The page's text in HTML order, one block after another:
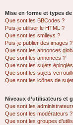
Mise en forme et types
Que sont les BBCodes ?
Puis-je utiliser le HTML ?
Que sont les smileys ?
Puis-je publier des images ?
Que sont les annonces
Que sont les annonces ?
Que sont les sujets
Que sont les sujets
Que sont les icônes de
Niveaux d’utilisateurs et
Que sont les
Que sont les modérateurs ?
Que sont les groupes